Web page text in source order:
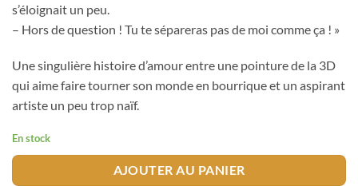
s’éloignait un peu.
– Hors de question ! Tu te sépareras pas de moi comme ça ! »
Une singulière histoire d’amour entre une pointure de la 3D
qui aime faire tourner son monde en bourrique et un aspirant
artiste un peu trop naïf.
En stock
AJOUTER AU PANIER